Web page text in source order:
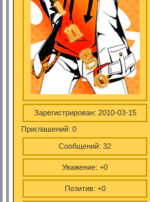
Зарегистрирован: 2010-03-15
Приглашений: 0
Сообщений: 32
Уважение: +0
Позитив: +0